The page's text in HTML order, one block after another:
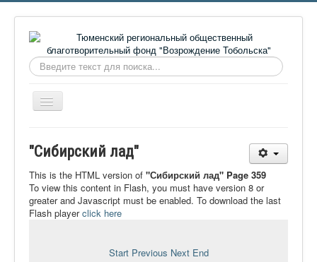
Искать...
Включить/
выключить
О фонде
Онлайн библиотека
Видеоматериалы
Сайт проекта Достоевский
"Сибирский лад"
This is the HTML version of "Сибирский лад" Page 359
To view this content in Flash, you must have version 8 or
greater and Javascript must be enabled. To download the last
Flash playerclick here
Start Previous Next End